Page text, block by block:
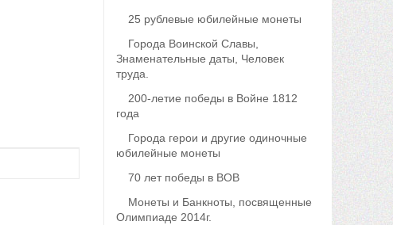
25 рублевые юбилейные монеты
Города Воинской Славы,
Знаменательные даты, Человек
труда.
200-летие победы в Войне 1812
года
Города герои и другие одиночные
юбилейные монеты
70 лет победы в ВОВ
Монеты и Банкноты, посвященные
Олимпиаде 2014г.